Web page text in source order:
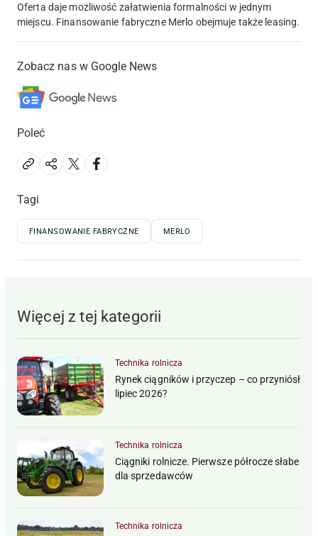
Oferta daje możliwość załatwienia formalności w jednym
miejscu. Finansowanie fabryczne Merlo obejmuje także leasing.
Zobacz nas w Google News
Poleć
Tagi
FINANSOWANIE FABRYCZNE MERLO
Więcej z tej kategorii
Technika rolnicza
Rynek ciągników i przyczep – co przyniósł
lipiec 2026?
Technika rolnicza
Ciągniki rolnicze. Pierwsze półrocze słabe
dla sprzedawców
Technika rolnicza